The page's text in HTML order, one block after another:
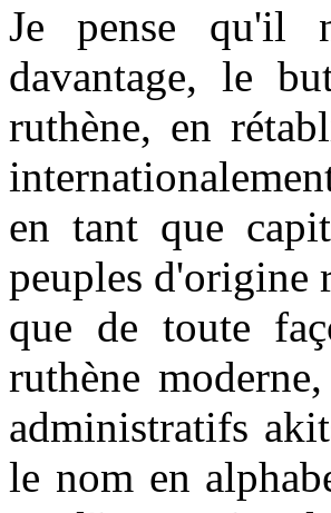
Je pense qu'il
davantage, le
ruthène, en
en tant que
peuples d'origine
que de toute
ruthène
administratifs
le nom en